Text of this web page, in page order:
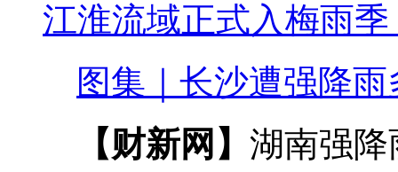
江淮流域正式入梅雨
图集｜长沙遭强降
【财新网】 湖南强降